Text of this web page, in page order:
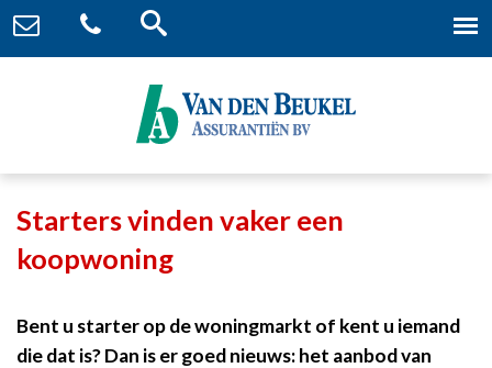
Starters vinden vaker een
koopwoning
Bent u starter op de woningmarkt of kent u iemand
die dat is? Dan is er goed nieuws: het aanbod van